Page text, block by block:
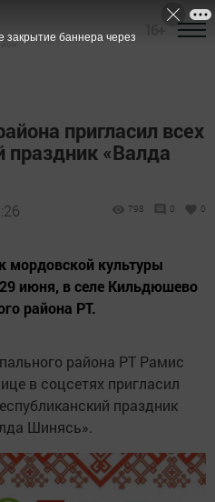
пригласил всех
праздник «Валда
798 0 0
мордовской культуры
июня, в селе Кильдюшево
района РТ.
района РТ Рамис
в соцсетях пригласил
праздник
Шинясь».
закрытие баннера через